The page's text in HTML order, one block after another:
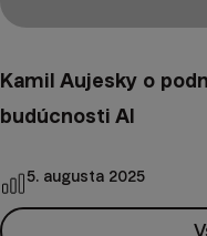
Kamil Aujesky o
budúcnosti AI
5. augusta 2025